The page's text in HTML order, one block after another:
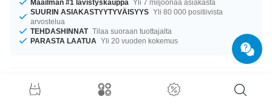
Maailman #1 lävistyskauppa Yli 7 miljoonaa asiakasta
SUURIN ASIAKASTYYTYVÄISYYS Yli 80 000 positiivista
arvostelua
TEHDASHINNAT Tilaa suoraan tuottajalta
PARASTA LAATUA Yli 20 vuoden kokemus